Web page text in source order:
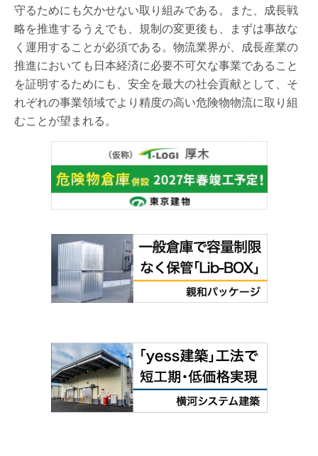
守るためにも欠かせない取り組みである。また、成長戦
略を推進するうえでも、規制の変更後も、まずは事故な
く運用することが必須である。物流業界が、成長産業の
推進においても日本経済に必要不可欠な事業であること
を証明するためにも、安全を最大の社会貢献として、そ
れぞれの事業領域でより精度の高い危険物物流に取り組
むことが望まれる。